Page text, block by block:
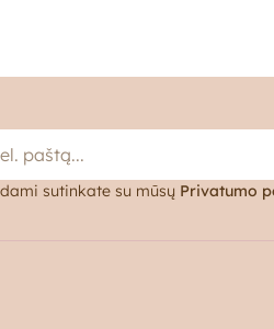
sutinkate su mūsų Privatumo